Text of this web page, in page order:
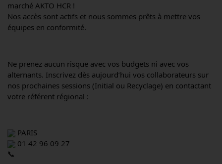
marché AKTO HCR !
Nos accès sont actifs et nous sommes prêts à mettre vos
équipes en conformité.
Ne prenez aucun risque avec vos budgets ni avec vos
alternants. Inscrivez dès aujourd’hui vos collaborateurs sur
nos prochaines sessions (Initial ou Recyclage) en contactant
votre référent régional :
PARIS
01 42 96 09 27